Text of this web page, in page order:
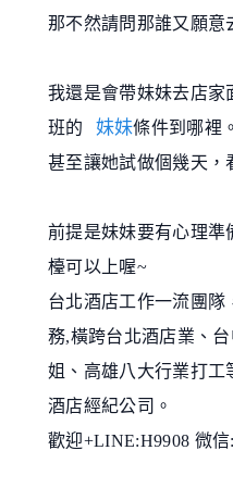
那不然請問那誰又願意
我還是會帶妹妹去店家
班的
妹妹條件到哪裡。
甚至讓她試做個幾天，
前提是妹妹要有心理準
檯可以上喔~
台北酒店工作一流團隊
務,橫跨台北酒店業、
姐、高雄八大行業打工
酒店經紀公司。
歡迎+LINE:H9908 微